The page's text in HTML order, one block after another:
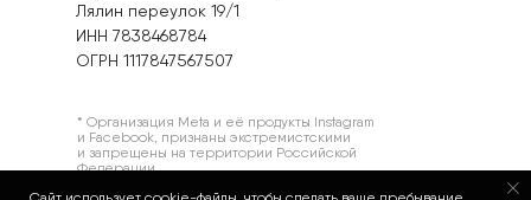
* Организация Meta и её продукты Instagram
и Facebook, признаны экстремистскими
и запрещены на территории Российской
Федерации
Политика в отношении обработки
Лялин переулок 19/1
ИНН 7838468784
ОГРН 1117847567507